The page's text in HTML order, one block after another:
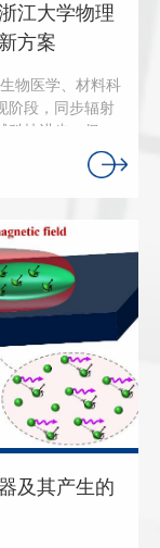
江大学物理
方案
物医学、材料科
阶段，同步辐射
技进步。但这
、运维门槛高等
时现有装置输出X
高效率产生光
电子伏特)的超高
光子科学领域
拟中心朱兴龙
授科研团队在超
名束流“快速箍缩
）全新物理机
匀等离子体中的
线脉冲。该方案
值亮度突破
，有望
提供全新的高效
际顶尖期刊
及其产生的